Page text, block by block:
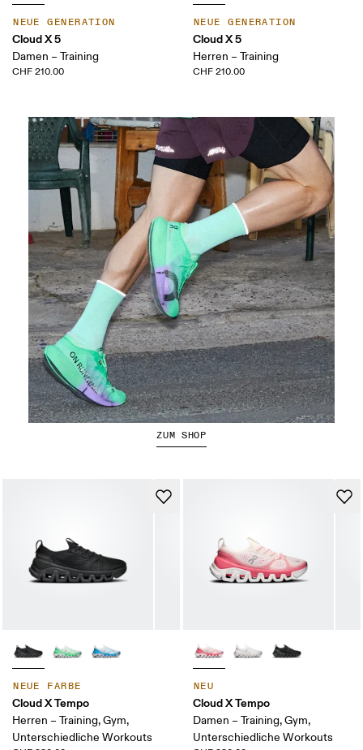
NEUE GENERATION
Cloud X 5
Damen – Training
CHF 210.00
NEUE GENERATION
Cloud X 5
Herren – Training
CHF 210.00
NEUE FARBE
Cloud X Tempo
Herren – Training, Gym,
Unterschiedliche Workouts
NEU
Cloud X Tempo
Damen – Training, Gym,
Unterschiedliche Workouts
Der Cloudboom Strike 2
ZUM SHOP